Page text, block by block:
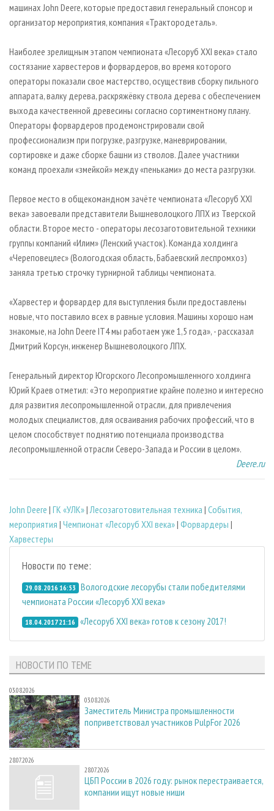
машинах John Deere, которые предоставил генеральный спонсор и
организатор мероприятия, компания «Трактородеталь».
Наиболее зрелищным этапом чемпионата «Лесоруб XXI века» стало
состязание харвестеров и форвардеров, во время которого
операторы показали свое мастерство, осуществив сборку пильного
аппарата, валку дерева, раскряжёвку ствола дерева с обеспечением
выхода качественной древесины согласно сортиментному плану.
Операторы форвардеров продемонстрировали свой
профессионализм при погрузке, разгрузке, маневрировании,
сортировке и даже сборке башни из стволов. Далее участники
команд проехали «змейкой» между «пеньками» до места разгрузки.
Первое место в общекомандном зачёте чемпионата «Лесоруб XXI
века» завоевали представители Вышневолоцкого ЛПХ из Тверской
области. Второе место - операторы лесозаготовительной техники
группы компаний «Илим» (Ленский участок). Команда холдинга
«Череповецлес» (Вологодская область, Бабаевский леспромхоз)
заняла третью строчку турнирной таблицы чемпионата.
«Харвестер и форвардер для выступления были предоставлены
новые, что поставило всех в равные условия. Машины хорошо нам
знакомые, на John Deere IT4 мы работаем уже 1,5 года», - рассказал
Дмитрий Корсун, инженер Вышневолоцкого ЛПX.
Генеральный директор Югорского Лесопромышленного холдинга
Юрий Краев отметил: «Это мероприятие крайне полезно и интересно
для развития лесопромышленной отрасли, для привлечения
молодых специалистов, для осваивания рабочих профессий, что в
целом способствует поднятию потенциала производства
лесопромышленной отрасли Северо-Запада и России в целом».
Deere.ru
John Deere | ГК «УЛК»|Лесозаготовительная техника | События,
мероприятия | Чемпионат «Лесоруб XXI века»| Форвардеры |
Харвестеры
Новости по теме:
29.08.2016 16:53 Вологодские лесорубы стали победителями
чемпионата России «Лесоруб XXI века»
18.04.2017 21:16 «Лесоруб XXI века» готов к сезону 2017!
НОВОСТИ ПО ТЕМЕ
03.08.2026
03.08.2026
Заместитель Министра промышленности
поприветствовал участников PulpFor 2026
28.07.2026
28.07.2026
ЦБП России в 2026 году: рынок перестраивается,
компании ищут новые ниши